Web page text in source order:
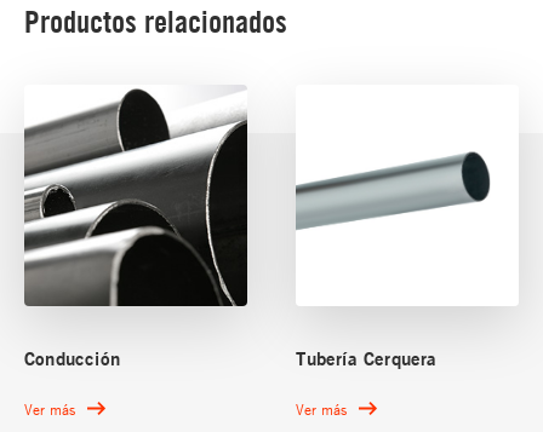
Productos relacionados
Conducción
Ver más
Tubería Cerquera
Ver más